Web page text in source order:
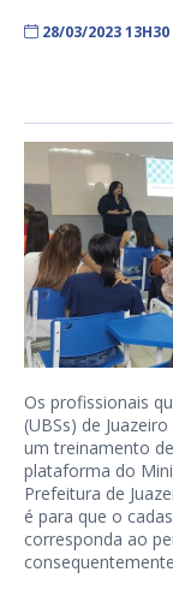
28/03/2023 13H30
Os profissionais
(UBSs) de
um treinamento
plataforma do
Prefeitura de
é para que o
corresponda ao